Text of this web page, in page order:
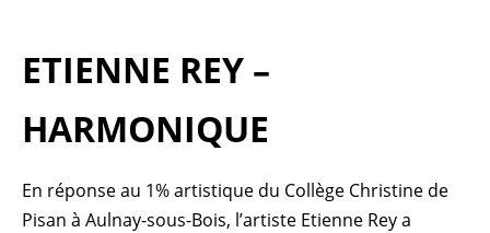
ETIENNE REY –
HARMONIQUE
En réponse au 1% artistique du Collège Christine de
Pisan à Aulnay-sous-Bois, l’artiste Etienne Rey a